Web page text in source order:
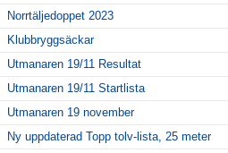
Norrtäljedoppet 2023
Klubbryggsäckar
Utmanaren 19/11 Resultat
Utmanaren 19/11 Startlista
Utmanaren 19 november
Ny uppdaterad Topp tolv-lista, 25 meter